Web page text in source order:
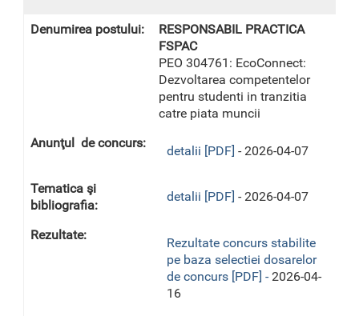
RESPONSABIL PRACTICA
FSPAC
PEO 304761: EcoConnect:
Dezvoltarea competentelor
pentru studenti in tranzitia
catre piata muncii
detalii [PDF] - 2026-04-07
detalii [PDF] - 2026-04-07
Rezultate concurs stabilite
pe baza selectiei dosarelor
de concurs [PDF] - 2026-04-
16